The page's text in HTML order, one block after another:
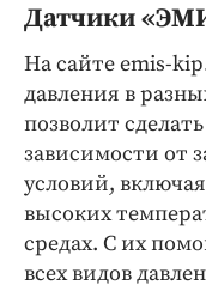
Датчики
На сайте emis-
давления в
позволит
зависимости от
условий,
высоких
средах. С их
всех видов